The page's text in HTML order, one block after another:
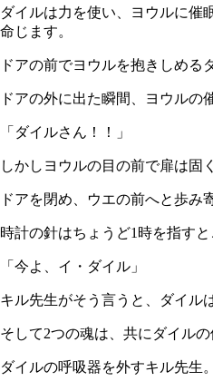
ダイルは力を使い、ヨウルに催
命じます。
ドアの前でヨウルを抱きしめる
ドアの外に出た瞬間、ヨウルの
「ダイルさん！！」
しかしヨウルの目の前で扉は固
ドアを閉め、ウエの前へと歩み
時計の針はちょうど1時を指すと
「今よ、イ・ダイル」
キル先生がそう言うと、ダイル
そして2つの魂は、共にダイル
ダイルの呼吸器を外すキル先生。